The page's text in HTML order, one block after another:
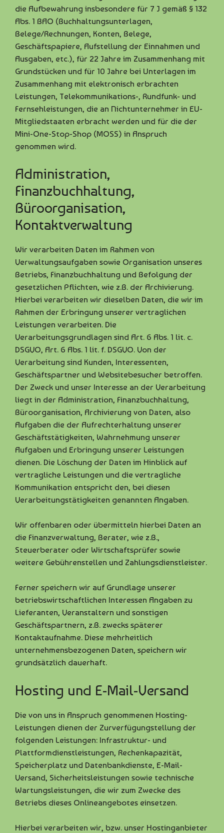
die Aufbewahrung insbesondere für 7 J gemäß § 132
Abs. 1 BAO (Buchhaltungsunterlagen,
Belege/Rechnungen, Konten, Belege,
Geschäftspapiere, Aufstellung der Einnahmen und
Ausgaben, etc.), für 22 Jahre im Zusammenhang mit
Grundstücken und für 10 Jahre bei Unterlagen im
Zusammenhang mit elektronisch erbrachten
Leistungen, Telekommunikations-, Rundfunk- und
Fernsehleistungen, die an Nichtunternehmer in EU-
Mitgliedstaaten erbracht werden und für die der
Mini-One-Stop-Shop (MOSS) in Anspruch
genommen wird.
Administration,
Finanzbuchhaltung,
Büroorganisation,
Kontaktverwaltung
Wir verarbeiten Daten im Rahmen von
Verwaltungsaufgaben sowie Organisation unseres
Betriebs, Finanzbuchhaltung und Befolgung der
gesetzlichen Pflichten, wie z.B. der Archivierung.
Hierbei verarbeiten wir dieselben Daten, die wir im
Rahmen der Erbringung unserer vertraglichen
Leistungen verarbeiten. Die
Verarbeitungsgrundlagen sind Art. 6 Abs. 1 lit. c.
DSGVO, Art. 6 Abs. 1 lit. f. DSGVO. Von der
Verarbeitung sind Kunden, Interessenten,
Geschäftspartner und Websitebesucher betroffen.
Der Zweck und unser Interesse an der Verarbeitung
liegt in der Administration, Finanzbuchhaltung,
Büroorganisation, Archivierung von Daten, also
Aufgaben die der Aufrechterhaltung unserer
Geschäftstätigkeiten, Wahrnehmung unserer
Aufgaben und Erbringung unserer Leistungen
dienen. Die Löschung der Daten im Hinblick auf
vertragliche Leistungen und die vertragliche
Kommunikation entspricht den, bei diesen
Verarbeitungstätigkeiten genannten Angaben.
Wir offenbaren oder übermitteln hierbei Daten an
die Finanzverwaltung, Berater, wie z.B.,
Steuerberater oder Wirtschaftsprüfer sowie
weitere Gebührenstellen und Zahlungsdienstleister.
Ferner speichern wir auf Grundlage unserer
betriebswirtschaftlichen Interessen Angaben zu
Lieferanten, Veranstaltern und sonstigen
Geschäftspartnern, z.B. zwecks späterer
Kontaktaufnahme. Diese mehrheitlich
unternehmensbezogenen Daten, speichern wir
grundsätzlich dauerhaft.
Hosting und E-Mail-Versand
Die von uns in Anspruch genommenen Hosting-
Leistungen dienen der Zurverfügungstellung der
folgenden Leistungen: Infrastruktur- und
Plattformdienstleistungen, Rechenkapazität,
Speicherplatz und Datenbankdienste, E-Mail-
Versand, Sicherheitsleistungen sowie technische
Wartungsleistungen, die wir zum Zwecke des
Betriebs dieses Onlineangebotes einsetzen.
Hierbei verarbeiten wir, bzw. unser Hostinganbieter